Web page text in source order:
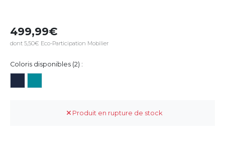
499,99
dont 5,50€ Eco-Participation Mobilier
Coloris disponibles (2) :
Produit en rupture de stock